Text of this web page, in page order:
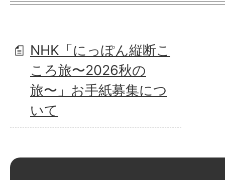
NHK「にっぽん縦断こ
ころ旅〜2026秋の
旅〜」お手紙募集につ
いて